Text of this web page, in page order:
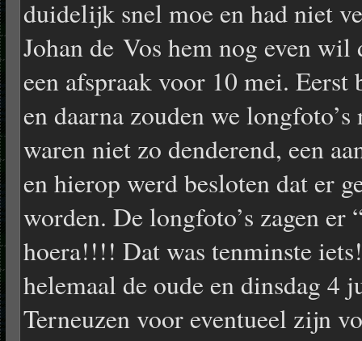
duidelijk snel moe en had niet
Johan de Vos hem nog even wil
een afspraak voor 10 mei.
en daarna zouden we
waren niet zo denderend, een
en hierop werd besloten dat er
worden. De longfoto’s zagen
hoera!!!! Dat was tenminste
helemaal de oude en dinsdag 4
Terneuzen voor eventueel zijn